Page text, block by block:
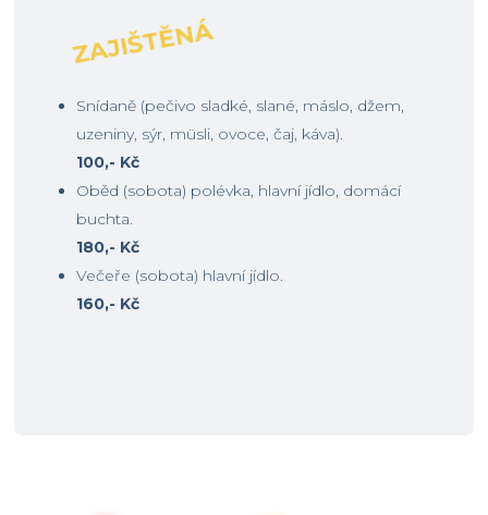
ZAJIŠTĚNÁ
Snídaně (pečivo sladké, slané, máslo, džem,
uzeniny, sýr, müsli, ovoce, čaj, káva).
100,- Kč
Oběd (sobota) polévka, hlavní jídlo, domácí
buchta.
180,- Kč
Večeře (sobota) hlavní jídlo.
160,- Kč